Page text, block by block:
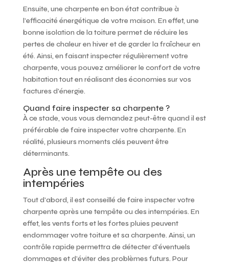
Ensuite, une charpente en bon état contribue à
l’efficacité énergétique de votre maison. En effet, une
bonne isolation de la toiture permet de réduire les
pertes de chaleur en hiver et de garder la fraîcheur en
été. Ainsi, en faisant inspecter régulièrement votre
charpente, vous pouvez améliorer le confort de votre
habitation tout en réalisant des économies sur vos
factures d’énergie.
Quand faire inspecter sa charpente ?
À ce stade, vous vous demandez peut-être quand il est
préférable de faire inspecter votre charpente. En
réalité, plusieurs moments clés peuvent être
déterminants.
Après une tempête ou des
intempéries
Tout d’abord, il est conseillé de faire inspecter votre
charpente après une tempête ou des intempéries. En
effet, les vents forts et les fortes pluies peuvent
endommager votre toiture et sa charpente. Ainsi, un
contrôle rapide permettra de détecter d’éventuels
dommages et d’éviter des problèmes futurs. Pour